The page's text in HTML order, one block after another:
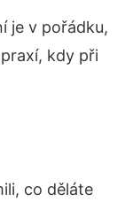
je v pořádku,
kdy při
co děláte